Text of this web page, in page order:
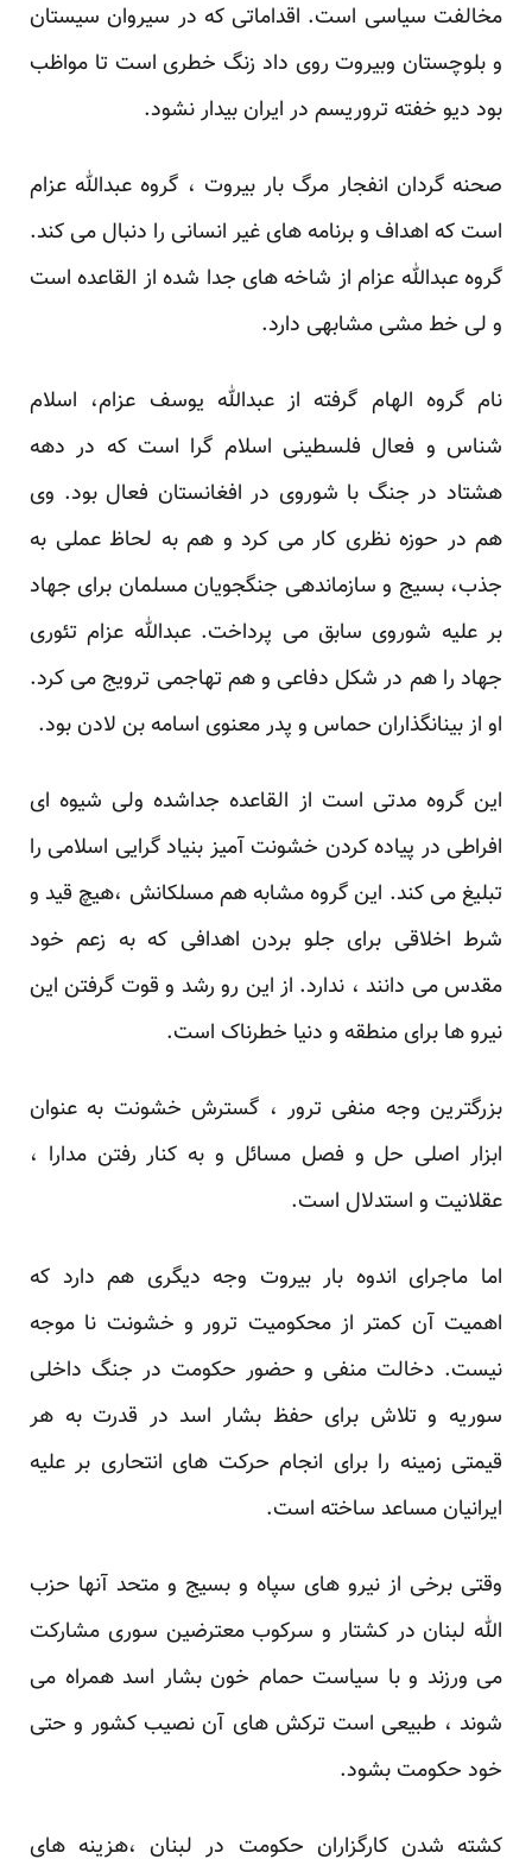
مخالفت سیاسی است. اقداماتی که در سیروان سیستان
و بلوچستان وبیروت روی داد زنگ خطری است تا مواظب
بود دیو خفته تروریسم در ایران بیدار نشود.
صحنه گردان انفجار مرگ بار بیروت ، گروه عبدالله عزام
است که اهداف و برنامه های غیر انسانی را دنبال می کند.
گروه عبدالله عزام از شاخه های جدا شده از القاعده است
و لی خط مشی مشابهی دارد.
نام گروه الهام گرفته از عبدالله یوسف عزام، اسلام
شناس و فعال فلسطینی اسلام گرا است که در دهه
هشتاد در جنگ با شوروی در افغانستان فعال بود. وی
هم در حوزه نظری کار می کرد و هم به لحاظ عملی به
جذب، بسیج و سازماندهی جنگجویان مسلمان برای جهاد
بر علیه شوروی سابق می پرداخت. عبدالله عزام تئوری
جهاد را هم در شکل دفاعی و هم تهاجمی ترویج می کرد.
او از بینانگذاران حماس و پدر معنوی اسامه بن لادن بود.
این گروه مدتی است از القاعده جداشده ولی شیوه ای
افراطی در پیاده کردن خشونت آمیز بنیاد گرایی اسلامی را
تبلیغ می کند. این گروه مشابه هم مسلکانش ،هیچ قید و
شرط اخلاقی برای جلو بردن اهدافی که به زعم خود
مقدس می دانند ، ندارد. از این رو رشد و قوت گرفتن این
نیرو ها برای منطقه و دنیا خطرناک است.
بزرگترین وجه منفی ترور ، گسترش خشونت به عنوان
ابزار اصلی حل و فصل مسائل و به کنار رفتن مدارا ،
عقلانیت و استدلال است.
اما ماجرای اندوه بار بیروت وجه دیگری هم دارد که
اهمیت آن کمتر از محکومیت ترور و خشونت نا موجه
نیست. دخالت منفی و حضور حکومت در جنگ داخلی
سوریه و تلاش برای حفظ بشار اسد در قدرت به هر
قیمتی زمینه را برای انجام حرکت های انتحاری بر علیه
ایرانیان مساعد ساخته است.
وقتی برخی از نیرو های سپاه و بسیج و متحد آنها حزب
الله لبنان در کشتار و سرکوب معترضین سوری مشارکت
می ورزند و با سیاست حمام خون بشار اسد همراه می
شوند ، طبیعی است ترکش های آن نصیب کشور و حتی
خود حکومت بشود.
کشته شدن کارگزاران حکومت در لبنان ،هزینه های